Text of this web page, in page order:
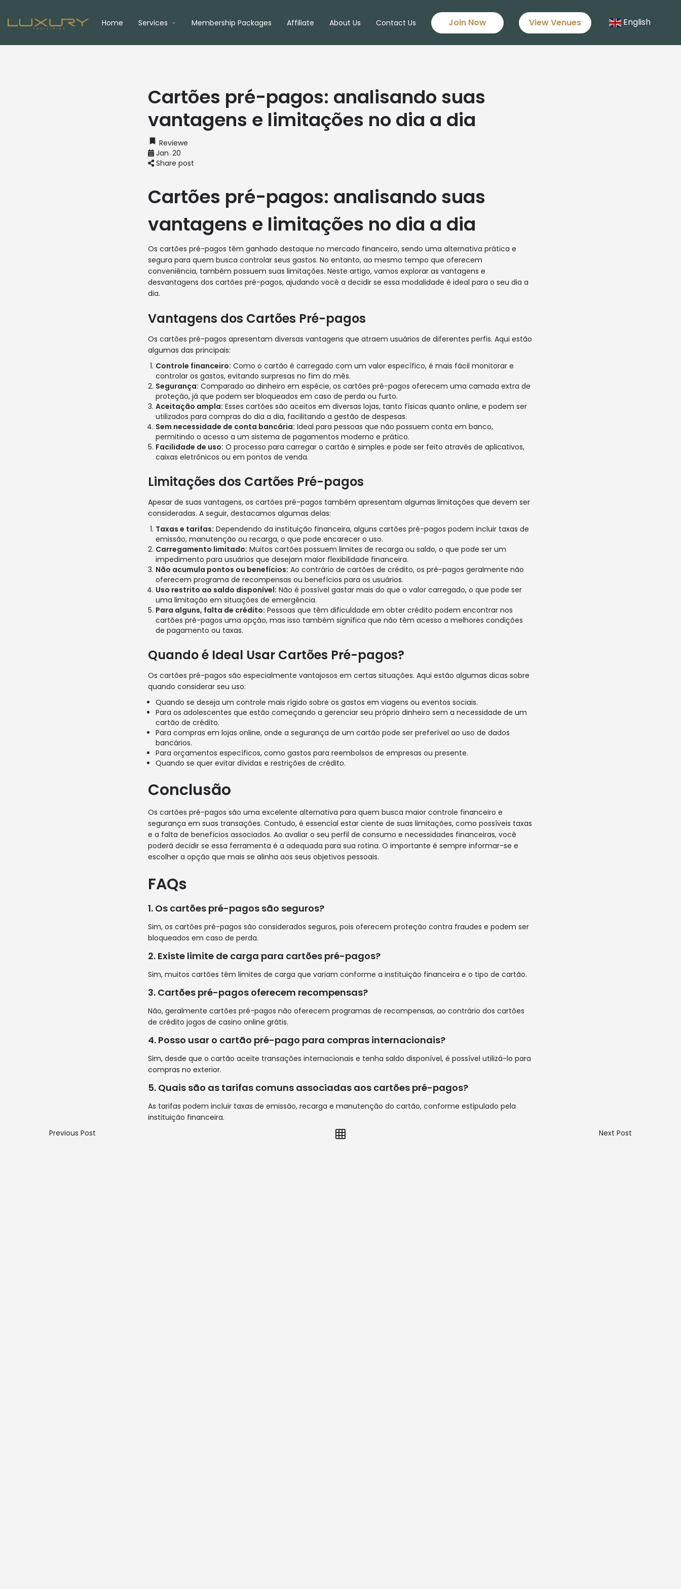
Home Services Membership Packages Affiliate About Us Contact Us Join Now View Venues English
Cartões pré-pagos: analisando suas
vantagens e limitações no dia a dia
Reviewe
Jan 20
Share post
Cartões pré-pagos: analisando suas
vantagens e limitações no dia a dia
Os cartões pré-pagos têm ganhado destaque no mercado financeiro, sendo uma alternativa prática e
segura para quem busca controlar seus gastos. No entanto, ao mesmo tempo que oferecem
conveniência, também possuem suas limitações. Neste artigo, vamos explorar as vantagens e
desvantagens dos cartões pré-pagos, ajudando você a decidir se essa modalidade é ideal para o seu dia a
dia.
Vantagens dos Cartões Pré-pagos
Os cartões pré-pagos apresentam diversas vantagens que atraem usuários de diferentes perfis. Aqui estão
algumas das principais:
Controle financeiro: Como o cartão é carregado com um valor específico, é mais fácil monitorar e
controlar os gastos, evitando surpresas no fim do mês.
Segurança: Comparado ao dinheiro em espécie, os cartões pré-pagos oferecem uma camada extra de
proteção, já que podem ser bloqueados em caso de perda ou furto.
Aceitação ampla: Esses cartões são aceitos em diversas lojas, tanto físicas quanto online, e podem ser
utilizados para compras do dia a dia, facilitando a gestão de despesas.
Sem necessidade de conta bancária: Ideal para pessoas que não possuem conta em banco,
permitindo o acesso a um sistema de pagamentos moderno e prático.
Facilidade de uso: O processo para carregar o cartão é simples e pode ser feito através de aplicativos,
caixas eletrônicos ou em pontos de venda.
Limitações dos Cartões Pré-pagos
Apesar de suas vantagens, os cartões pré-pagos também apresentam algumas limitações que devem ser
consideradas. A seguir, destacamos algumas delas:
Taxas e tarifas: Dependendo da instituição financeira, alguns cartões pré-pagos podem incluir taxas de
emissão, manutenção ou recarga, o que pode encarecer o uso.
Carregamento limitado: Muitos cartões possuem limites de recarga ou saldo, o que pode ser um
impedimento para usuários que desejam maior flexibilidade financeira.
Não acumula pontos ou benefícios: Ao contrário de cartões de crédito, os pré-pagos geralmente não
oferecem programa de recompensas ou benefícios para os usuários.
Uso restrito ao saldo disponível: Não é possível gastar mais do que o valor carregado, o que pode ser
uma limitação em situações de emergência.
Para alguns, falta de crédito: Pessoas que têm dificuldade em obter crédito podem encontrar nos
cartões pré-pagos uma opção, mas isso também significa que não têm acesso a melhores condições
de pagamento ou taxas.
Quando é Ideal Usar Cartões Pré-pagos?
Os cartões pré-pagos são especialmente vantajosos em certas situações. Aqui estão algumas dicas sobre
quando considerar seu uso:
Quando se deseja um controle mais rígido sobre os gastos em viagens ou eventos sociais.
Para os adolescentes que estão começando a gerenciar seu próprio dinheiro sem a necessidade de um
cartão de crédito.
Para compras em lojas online, onde a segurança de um cartão pode ser preferível ao uso de dados
bancários.
Para orçamentos específicos, como gastos para reembolsos de empresas ou presente.
Quando se quer evitar dívidas e restrições de crédito.
Conclusão
Os cartões pré-pagos são uma excelente alternativa para quem busca maior controle financeiro e
segurança em suas transações. Contudo, é essencial estar ciente de suas limitações, como possíveis taxas
e a falta de benefícios associados. Ao avaliar o seu perfil de consumo e necessidades financeiras, você
poderá decidir se essa ferramenta é a adequada para sua rotina. O importante é sempre informar-se e
escolher a opção que mais se alinha aos seus objetivos pessoais.
FAQs
1. Os cartões pré-pagos são seguros?
Sim, os cartões pré-pagos são considerados seguros, pois oferecem proteção contra fraudes e podem ser
bloqueados em caso de perda.
2. Existe limite de carga para cartões pré-pagos?
Sim, muitos cartões têm limites de carga que variam conforme a instituição financeira e o tipo de cartão.
3. Cartões pré-pagos oferecem recompensas?
Não, geralmente cartões pré-pagos não oferecem programas de recompensas, ao contrário dos cartões
de crédito jogos de casino online grátis.
4. Posso usar o cartão pré-pago para compras internacionais?
Sim, desde que o cartão aceite transações internacionais e tenha saldo disponível, é possível utilizá-lo para
compras no exterior.
5. Quais são as tarifas comuns associadas aos cartões pré-pagos?
As tarifas podem incluir taxas de emissão, recarga e manutenção do cartão, conforme estipulado pela
instituição financeira.
Previous Post
Next Post